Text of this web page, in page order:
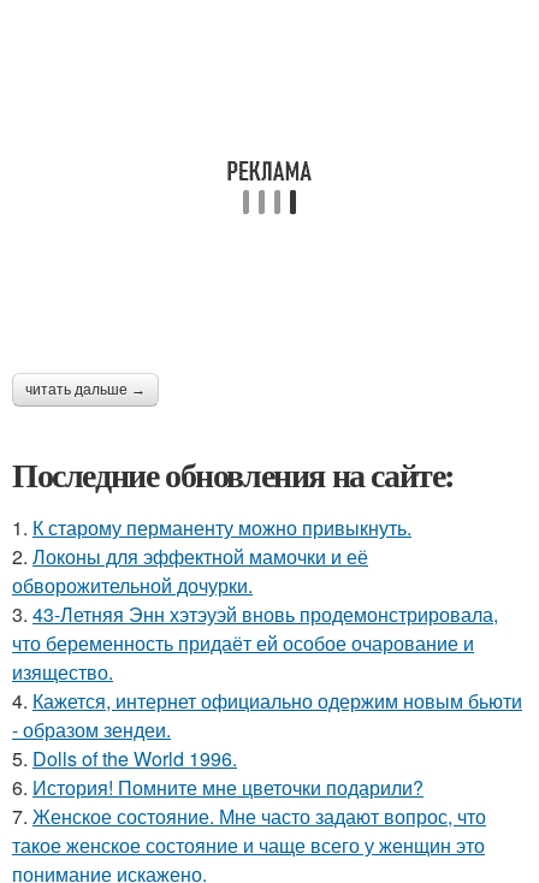
читать дальше →
Последние обновления на сайте:
1. К старому перманенту можно привыкнуть.
2. Локоны для эффектной мамочки и её
обворожительной дочурки.
3. 43-Летняя Энн хэтэуэй вновь продемонстрировала,
что беременность придаёт ей особое очарование и
изящество.
4. Кажется, интернет официально одержим новым бьюти
- образом зендеи.
5. Dolls of the World 1996.
6. История! Помните мне цветочки подарили?
7. Женское состояние. Мне часто задают вопрос, что
такое женское состояние и чаще всего у женщин это
понимание искажено.